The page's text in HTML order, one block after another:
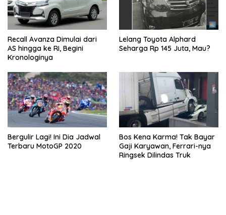
Recall Avanza Dimulai dari
AS hingga ke RI, Begini
Kronologinya
Lelang Toyota Alphard
Seharga Rp 145 Juta, Mau?
Bergulir Lagi! Ini Dia Jadwal
Terbaru MotoGP 2020
Bos Kena Karma! Tak Bayar
Gaji Karyawan, Ferrari-nya
Ringsek Dilindas Truk